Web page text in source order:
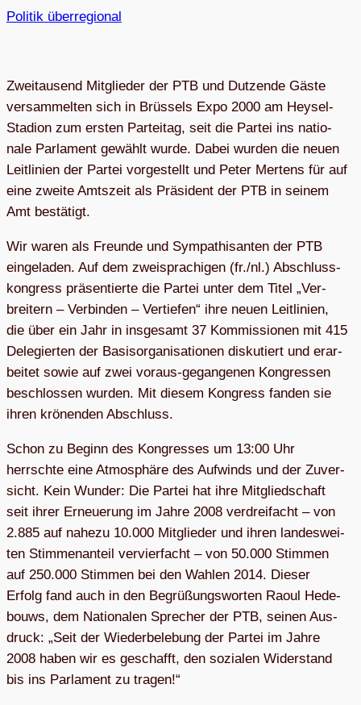
Politik überregional
Zwei­tau­send Mit­glie­der der PTB und Dut­zende Gäste
ver­sam­mel­ten sich in Brüs­sels Expo 2000 am Heysel-
Sta­dion zum ers­ten Par­tei­tag, seit die Par­tei ins natio­
nale Par­la­ment gewählt wurde. Dabei wur­den die neuen
Leit­li­nien der Par­tei vor­ge­stellt und Peter Mer­tens für auf
eine zweite Amts­zeit als Prä­si­dent der PTB in sei­nem
Amt bestätigt.
Wir waren als Freunde und Sym­pa­thi­san­ten der PTB
ein­ge­la­den. Auf dem zwei­spra­chi­gen (fr./nl.) Abschluss­
kon­gress prä­sen­tierte die Par­tei unter dem Titel „Ver­
brei­tern – Ver­bin­den – Ver­tie­fen“ ihre neuen Leit­li­nien,
die über ein Jahr in ins­ge­samt 37 Kom­mis­sio­nen mit 415
Dele­gier­ten der Basis­or­ga­ni­sa­tio­nen dis­ku­tiert und erar­
bei­tet sowie auf zwei vor­aus-gegan­ge­nen Kon­gres­sen
beschlos­sen wur­den. Mit die­sem Kon­gress fan­den sie
ihren krö­nen­den Abschluss.
Schon zu Beginn des Kon­gres­ses um 13:00 Uhr
herrschte eine Atmo­sphäre des Auf­winds und der Zuver­
sicht. Kein Wun­der: Die Par­tei hat ihre Mit­glied­schaft
seit ihrer Erneue­rung im Jahre 2008 ver­drei­facht – von
2.885 auf nahezu 10.000 Mit­glie­der und ihren lan­des­wei­
ten Stim­men­an­teil ver­vier­facht – von 50.000 Stim­men
auf 250.000 Stim­men bei den Wah­len 2014. Die­ser
Erfolg fand auch in den Begrü­ßungs­wor­ten Raoul Hede­
bouws, dem Natio­na­len Spre­cher der PTB, sei­nen Aus­
druck: „Seit der Wie­der­be­le­bung der Par­tei im Jahre
2008 haben wir es geschafft, den sozia­len Wider­stand
bis ins Par­la­ment zu tragen!“